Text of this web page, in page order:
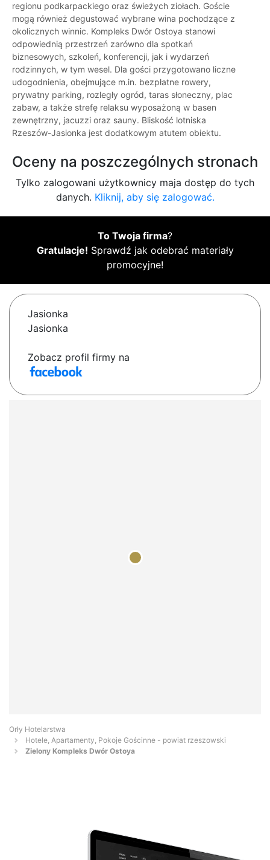
regionu podkarpackiego oraz świeżych ziołach. Goście
mogą również degustować wybrane wina pochodzące z
okolicznych winnic. Kompleks Dwór Ostoya stanowi
odpowiednią przestrzeń zarówno dla spotkań
biznesowych, szkoleń, konferencji, jak i wydarzeń
rodzinnych, w tym wesel. Dla gości przygotowano liczne
udogodnienia, obejmujące m.in. bezpłatne rowery,
prywatny parking, rozległy ogród, taras słoneczny, plac
zabaw, a także strefę relaksu wyposażoną w basen
zewnętrzny, jacuzzi oraz sauny. Bliskość lotniska
Rzeszów-Jasionka jest dodatkowym atutem obiektu.
Oceny na poszczególnych stronach
Tylko zalogowani użytkownicy maja dostęp do tych
danych. Kliknij, aby się zalogować.
To Twoja firma?
Gratulacje! Sprawdź jak odebrać materiały
promocyjne!
Jasionka
Jasionka
Zobacz profil firmy na
Orły Hotelarstwa
Hotele, Apartamenty, Pokoje Gościnne - powiat rzeszowski
Zielony Kompleks Dwór Ostoya